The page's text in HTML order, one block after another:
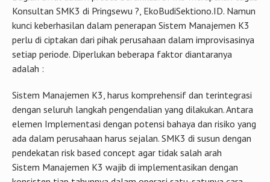
sebab itu sangat paham sekali pekerjaan konsultasi ini, jadi
bisa di sesuaikan dengan kondisi Perusahaan serta target
yang di inginkan perusahaan dalam perolehan sertifikat
SMK3
Poin Keberhasilan Sertifikat SMK3
Bagian awal dalam proses Sertifikasi SMK3 merupakan tugas
Konsultan SMK3 di Pringsewu ?, EkoBudiSektiono.ID. Namun
kunci keberhasilan dalam penerapan Sistem Manajemen K3
perlu di ciptakan dari pihak perusahaan dalam improvisasinya
setiap periode. Diperlukan beberapa faktor diantaranya